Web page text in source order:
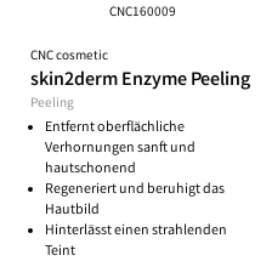
CNC160009
CNC cosmetic
skin2derm Enzyme Peeling
Peeling
Entfernt oberflächliche
Verhornungen sanft und
hautschonend
Regeneriert und beruhigt das
Hautbild
Hinterlässt einen strahlenden
Teint